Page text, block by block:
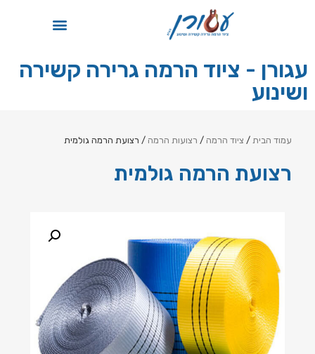
עגורן - ציוד הרמה גרירה קשירה
ושינוע
עמוד הבית / ציוד הרמה / רצועות הרמה / רצועת הרמה גולמית
רצועת הרמה גולמית